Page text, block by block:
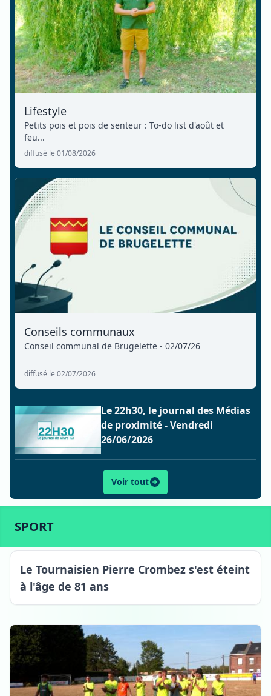
Lifestyle
Petits pois et pois de senteur : To-do list d'août et
feu...
diffusé le 01/08/2026
Conseils communaux
Conseil communal de Brugelette - 02/07/26
diffusé le 02/07/2026
Le 22h30, le journal des Médias
de proximité - Vendredi
26/06/2026
Voir tout
SPORT
Tournai
Le Tournaisien Pierre Crombez s'est éteint
à l'âge de 81 ans